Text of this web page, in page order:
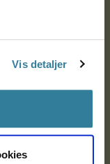
Vis detaljer